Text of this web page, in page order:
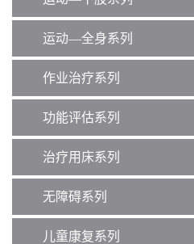
运动—全身系列
作业治疗系列
功能评估系列
治疗用床系列
无障碍系列
儿童康复系列